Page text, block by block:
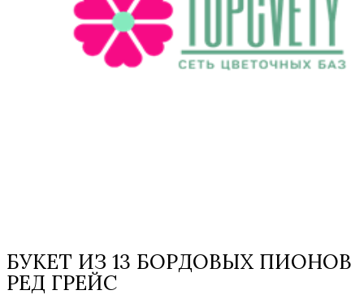
БУКЕТ ИЗ 13 БОРДОВЫХ ПИОНОВ
РЕД ГРЕЙС